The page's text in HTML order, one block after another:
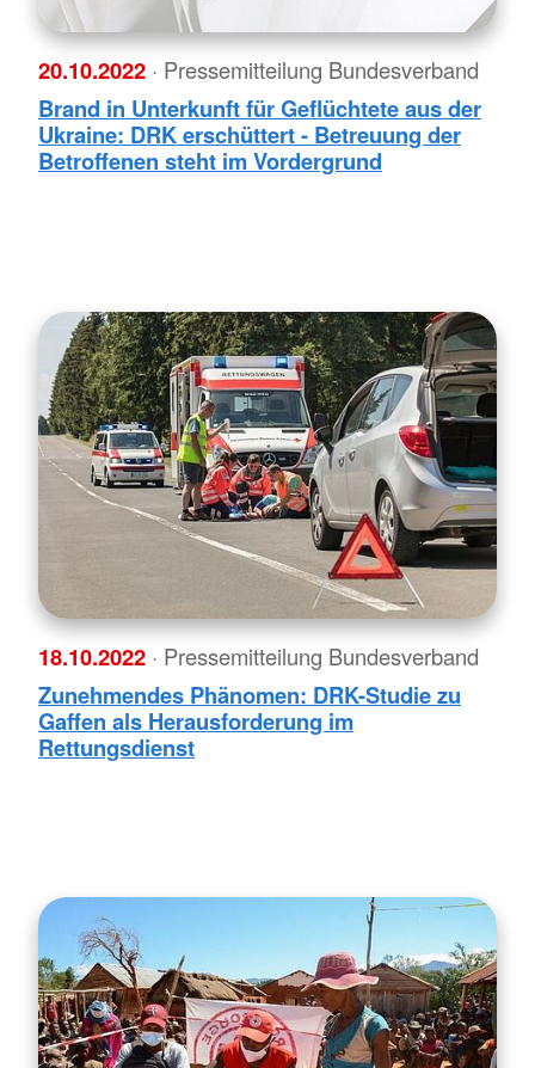
20.10.2022 · Pressemitteilung Bundesverband
Brand in Unterkunft für Geflüchtete aus der
Ukraine: DRK erschüttert - Betreuung der
Betroffenen steht im Vordergrund
18.10.2022 · Pressemitteilung Bundesverband
Zunehmendes Phänomen: DRK-Studie zu
Gaffen als Herausforderung im
Rettungsdienst